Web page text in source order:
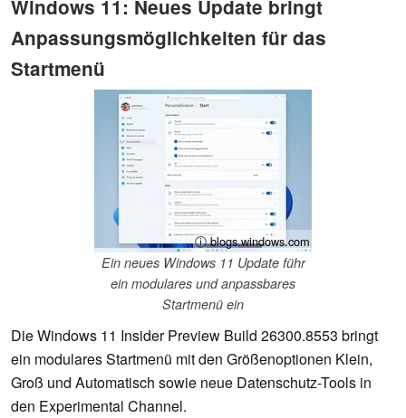
Windows 11: Neues Update bringt
Anpassungsmöglichkeiten für das
Startmenü
ⓘ blogs.windows.com
Ein neues Windows 11 Update führ
ein modulares und anpassbares
Startmenü ein
Die Windows 11 Insider Preview Build 26300.8553 bringt
ein modulares Startmenü mit den Größenoptionen Klein,
Groß und Automatisch sowie neue Datenschutz-Tools in
den Experimental Channel.